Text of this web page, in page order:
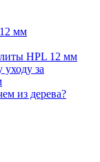
мм
HPL 12 мм
за
из дерева?